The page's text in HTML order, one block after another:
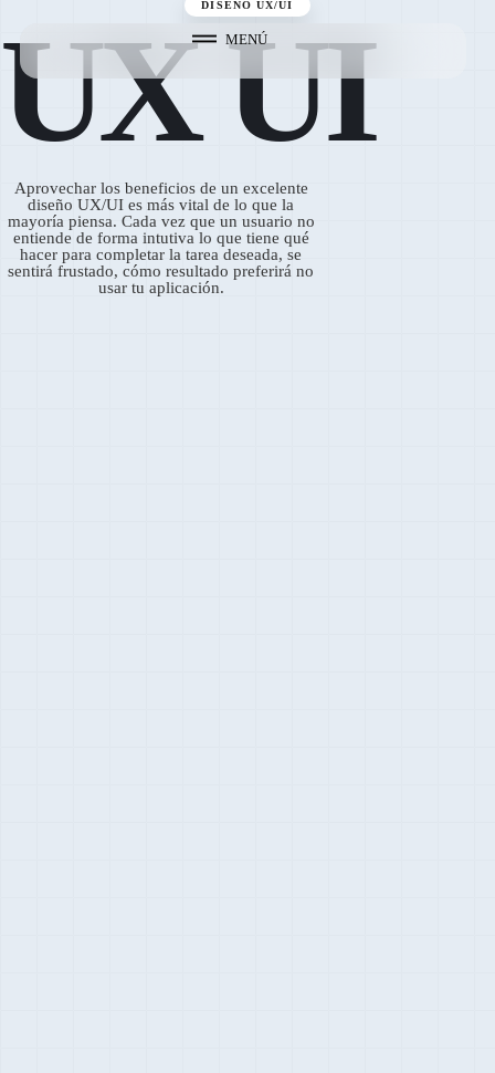
MENÚ
DISEÑO UX/UI
UX UI
Aprovechar los beneficios de un excelente
diseño UX/UI es más vital de lo que la
mayoría piensa. Cada vez que un usuario no
entiende de forma intutiva lo que tiene qué
hacer para completar la tarea deseada, se
sentirá frustado, cómo resultado preferirá no
usar tu aplicación.